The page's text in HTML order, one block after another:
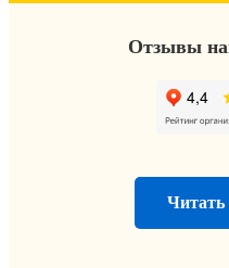
Отзывы
Читать